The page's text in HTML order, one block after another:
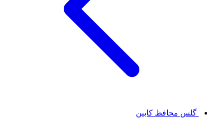
گلس محافظ کابین